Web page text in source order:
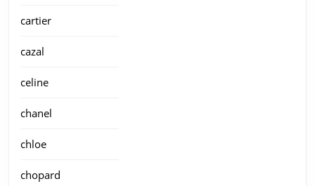
cartier
cazal
celine
chanel
chloe
chopard